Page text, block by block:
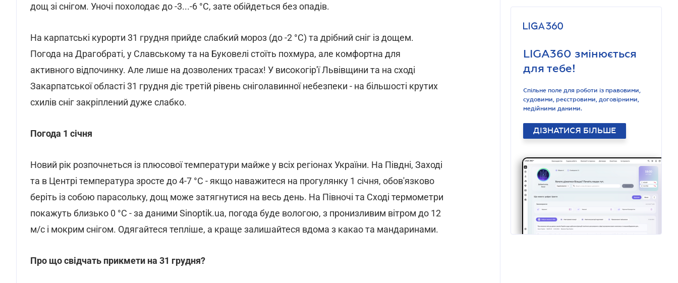
дощ зі снігом. Уночі похолодає до -3...-6 °С, зате обійдеться без опадів.
На карпатські курорти 31 грудня прийде слабкий мороз (до -2 °С) та дрібний сніг із дощем.
Погода на Драгобраті, у Славському та на Буковелі стоїть похмура, але комфортна для
активного відпочинку. Але лише на дозволених трасах! У високогір'ї Львівщини та на сході
Закарпатської області 31 грудня діє третій рівень сніголавинної небезпеки - на більшості крутих
схилів сніг закріплений дуже слабко.
Погода 1 січня
Новий рік розпочнеться із плюсової температури майже у всіх регіонах України. На Півдні, Заході
та в Центрі температура зросте до 4-7 °С - якщо наважитеся на прогулянку 1 січня, обов'язково
беріть із собою парасольку, дощ може затягнутися на весь день. На Півночі та Сході термометри
покажуть близько 0 °С - за даними Sinoptik.ua, погода буде вологою, з пронизливим вітром до 12
м/с і мокрим снігом. Одягайтеся тепліше, а краще залишайтеся вдома з какао та мандаринами.
Про що свідчать прикмети на 31 грудня?
LIGA360 змінюється
для тебе!
Спільне поле для роботи із правовими,
судовими, реєстровими, договірними,
медійними даними.
ДІЗНАТИСЯ БІЛЬШЕ